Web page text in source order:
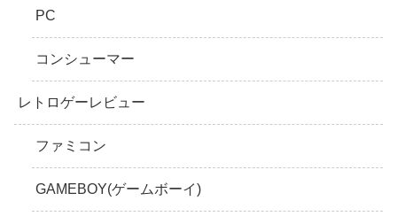
PC
コンシューマー
レトロゲーレビュー
ファミコン
GAMEBOY(ゲームボーイ)